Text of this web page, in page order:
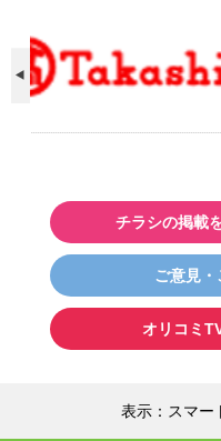
チラシの掲載
ご意見・
オリコミ
表示：スマー